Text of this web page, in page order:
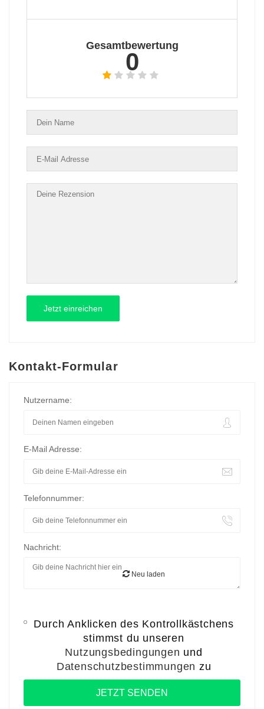
Gesamtbewertung
0
Kontakt-Formular
Nutzername:
E-Mail Adresse:
Telefonnummer:
Nachricht:
Neu laden
Durch Anklicken des Kontrollkästchens
stimmst du unseren
Nutzungsbedingungen und
Datenschutzbestimmungen zu